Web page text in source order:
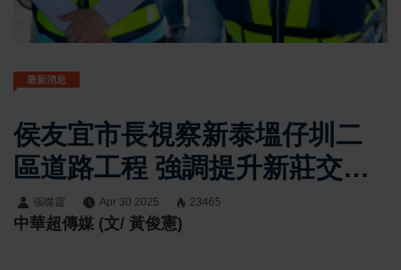
最新消息
侯友宜市長視察新泰塭仔圳二
區道路工程 強調提升新莊交通
量能
張噬霆 Apr 30 2025 23465
中華超傳媒 (文/ 黃俊憲)